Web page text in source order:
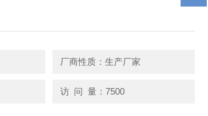
厂商性质：生产厂家
访 问 量：7500